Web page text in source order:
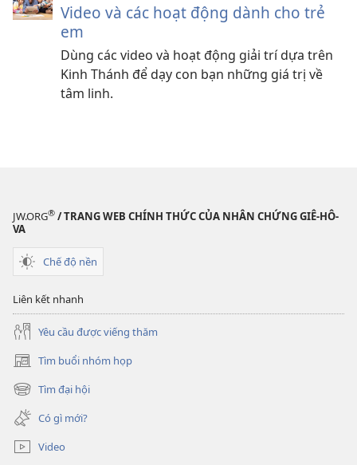
Video và các hoạt động dành cho trẻ
em
Dùng các video và hoạt động giải trí dựa trên
Kinh Thánh để dạy con bạn những giá trị về
tâm linh.
JW.ORG® / TRANG WEB CHÍNH THỨC CỦA NHÂN CHỨNG GIÊ-HÔ-
VA
Chế độ nền
Liên kết nhanh
Yêu cầu được viếng thăm
Tìm buổi nhóm họp
(mở
cửa
sổ
mới)
Tìm đại hội
(mở
cửa
sổ
mới)
Có gì mới?
Video